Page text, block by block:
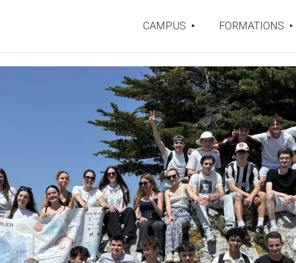
CAMPUS FORMATIONS